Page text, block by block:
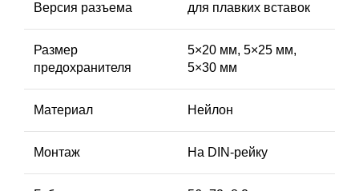
Версия разъема для плавких вставок
Размер
предохранителя
5×20 мм, 5×25 мм,
5×30 мм
Материал Нейлон
Монтаж На DIN-рейку